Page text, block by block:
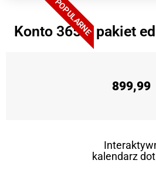
POPULARNE
Konto 365 + pakiet
899,99
kalendarz